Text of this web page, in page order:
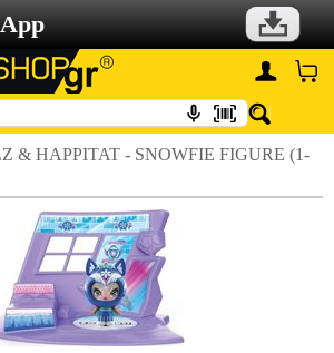
& HAPPITAT - SNOWFIE FIGURE (1-